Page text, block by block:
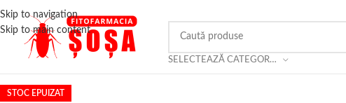
Skip to navigation
Skip to main content
SELECTEAZĂ CATEGORIA
STOC EPUIZAT